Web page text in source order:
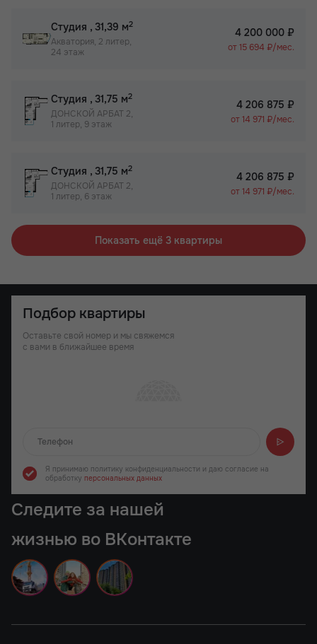
Студия , 31,39 м2
Акватория, 2 литер,
24 этаж
4 200 000 ₽
от 15 694 ₽/мес.
Студия , 31,75 м2
ДОНСКОЙ АРБАТ 2,
1 литер, 9 этаж
4 206 875 ₽
от 14 971 ₽/мес.
Студия , 31,75 м2
ДОНСКОЙ АРБАТ 2,
1 литер, 6 этаж
4 206 875 ₽
от 14 971 ₽/мес.
Показать ещё 3 квартиры
Подбор квартиры
Оставьте свой номер и мы свяжемся
с вами в ближайшее время
Я принимаю политику конфиденциальности и даю согласие на
обработку персональных данных
Следите за нашей
жизнью во ВКонтакте